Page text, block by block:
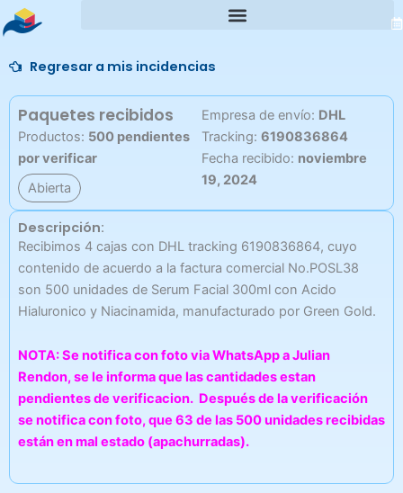
al
Regresar a mis incidencias
Paquetes recibidos
Productos: 500 pendientes
por verificar
Abierta
Empresa de envío: DHL
Tracking: 6190836864
Fecha recibido: noviembre
19, 2024
Descripción:
Recibimos 4 cajas con DHL tracking 6190836864, cuyo
contenido de acuerdo a la factura comercial No.POSL38
son 500 unidades de Serum Facial 300ml con Acido
Hialuronico y Niacinamida, manufacturado por Green Gold.
NOTA: Se notifica con foto via WhatsApp a Julian
Rendon, se le informa que las cantidades estan
pendientes de verificacion. Después de la verificación
se notifica con foto, que 63 de las 500 unidades recibidas
están en mal estado (apachurradas).